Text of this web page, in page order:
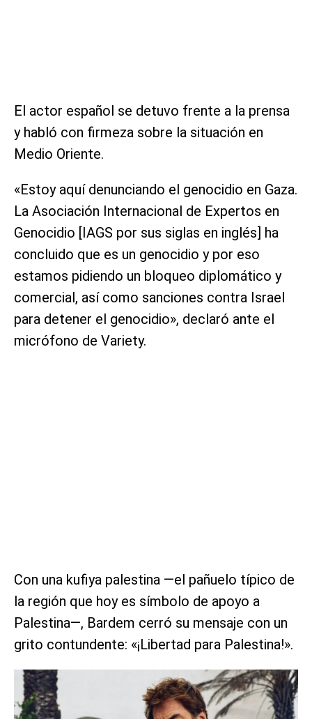
El actor español se detuvo frente a la prensa
y habló con firmeza sobre la situación en
Medio Oriente.
«Estoy aquí denunciando el genocidio en Gaza.
La Asociación Internacional de Expertos en
Genocidio [IAGS por sus siglas en inglés] ha
concluido que es un genocidio y por eso
estamos pidiendo un bloqueo diplomático y
comercial, así como sanciones contra Israel
para detener el genocidio», declaró ante el
micrófono de Variety.
Con una kufiya palestina —el pañuelo típico de
la región que hoy es símbolo de apoyo a
Palestina—, Bardem cerró su mensaje con un
grito contundente: «¡Libertad para Palestina!».